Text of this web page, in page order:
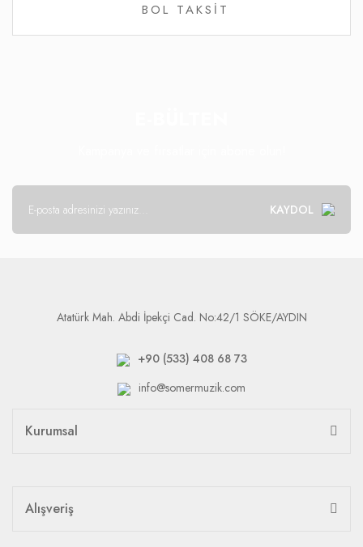
BOL TAKSİT
KAYDOL
Atatürk Mah. Abdi İpekçi Cad. No:42/1 SÖKE/AYDIN
+90 (533) 408 68 73
info@somermuzik.com
Kurumsal
Alışveriş